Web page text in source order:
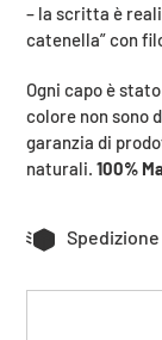
– la scritta è
catenella” con
Ogni capo è
colore non sono
garanzia di
naturali. 100%